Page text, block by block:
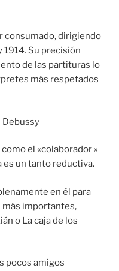
consumado, dirigiendo
1914. Su precisión
de las partituras lo
más respetados
Debussy
el «colaborador »
es un tanto reductiva.
en él para
más importantes,
o La caja de los
pocos amigos